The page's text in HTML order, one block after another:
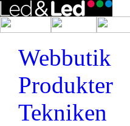
Webbutik
Produkter
Tekniken